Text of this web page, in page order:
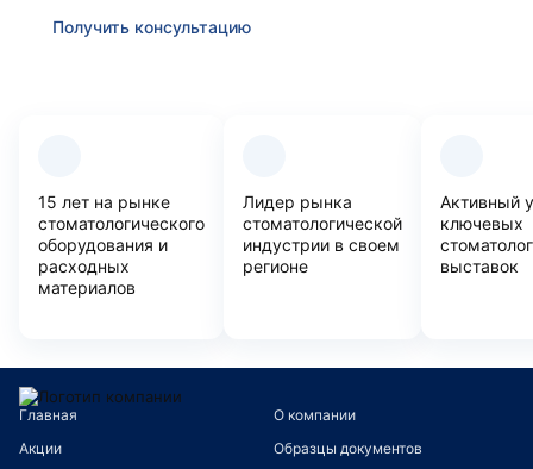
Получить консультацию
15 лет на рынке
стоматологического
оборудования и
расходных
материалов
Лидер рынка
стоматологической
индустрии в своем
регионе
Активный
ключевых
выставок
Главная
О компании
Акции
Образцы документов